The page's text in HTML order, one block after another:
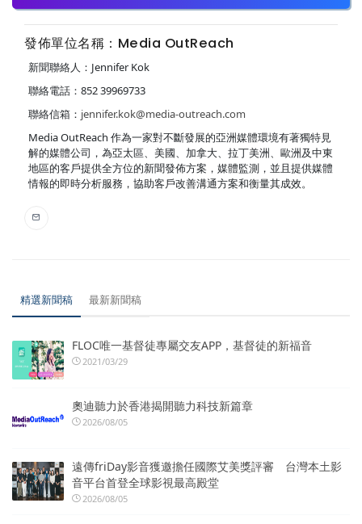
發佈單位名稱：Media OutReach
新聞聯絡人：Jennifer Kok
聯絡電話：852 39969733
聯絡信箱： jennifer.kok@media-outreach.com
Media OutReach 作為一家對不斷發展的亞洲媒體環境有著獨特見
解的媒體公司，為亞太區、美國、加拿大、拉丁美洲、歐洲及中東
地區的客戶提供全方位的新聞發佈方案，媒體監測，並且提供媒體
情報的即時分析服務，協助客戶改善溝通方案和衡量其成效。
精選新聞稿 最新新聞稿
FLOC唯一基督徒專屬交友APP，基督徒的新福音
2021/03/29
奧迪聽力於香港揭開聽力科技新篇章
2026/08/05
遠傳friDay影音獲邀擔任國際艾美獎評審 台灣本土影
音平台首登全球影視最高殿堂
2026/08/05